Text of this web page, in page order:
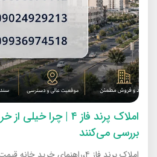
بررسی می‌کنند